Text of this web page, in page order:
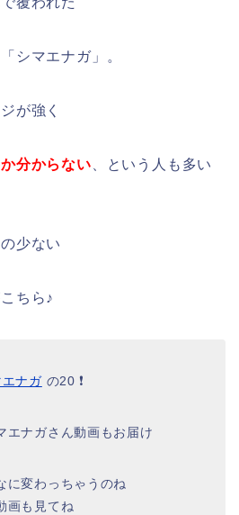
シマエナガ」。
が強く
分からない 、という人も多い
少ない
ちら♪
ナガの20 ❗
エナガさん動画もお届け
に変わっちゃうのね
画も見てね